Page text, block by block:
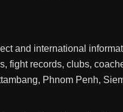
and international
fight records, clubs,
Phnom Penh,